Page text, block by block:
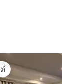
สุด
ต์